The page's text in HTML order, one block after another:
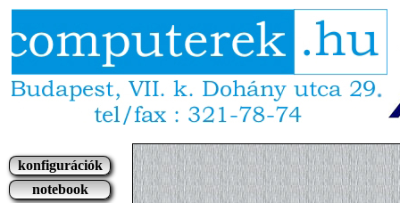
konfigurációk
notebook